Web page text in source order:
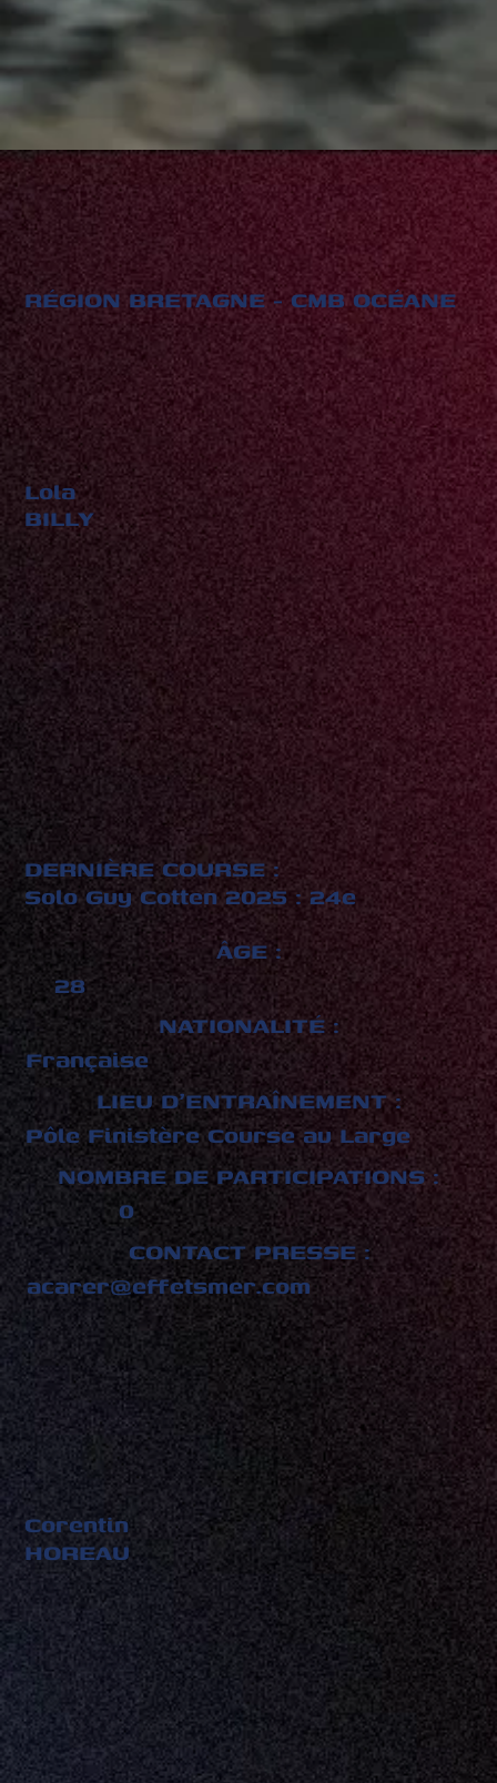
RÉGION BRETAGNE - CMB OCÉANE
Lola
BILLY
DERNIÈRE COURSE :
Solo Guy Cotten 2025 : 24e
ÂGE :
28
NATIONALITÉ :
Française
LIEU D'ENTRAÎNEMENT :
Pôle Finistère Course au Large
NOMBRE DE PARTICIPATIONS :
0
CONTACT PRESSE :
acarer@effetsmer.com
Corentin
HOREAU